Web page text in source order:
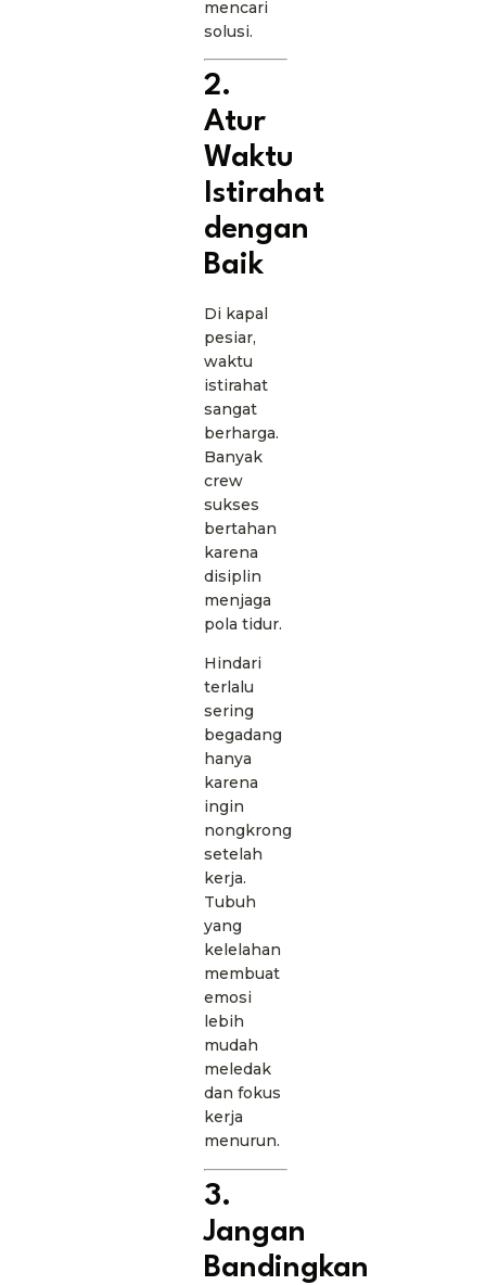
mencari
solusi.
2.
Atur
Waktu
Istirahat
dengan
Baik
Di kapal
pesiar,
waktu
istirahat
sangat
berharga.
Banyak
crew
sukses
bertahan
karena
disiplin
menjaga
pola tidur.
Hindari
terlalu
sering
begadang
hanya
karena
ingin
nongkrong
setelah
kerja.
Tubuh
yang
kelelahan
membuat
emosi
lebih
mudah
meledak
dan fokus
kerja
menurun.
3.
Jangan
Bandingkan